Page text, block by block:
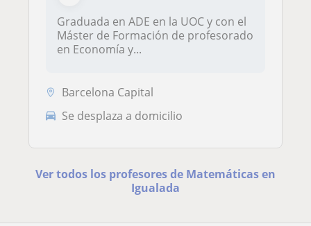
Graduada en ADE en la UOC y con el
Máster de Formación de profesorado
en Economía y...
Barcelona Capital
Se desplaza a domicilio
Ver todos los profesores de Matemáticas en
Igualada